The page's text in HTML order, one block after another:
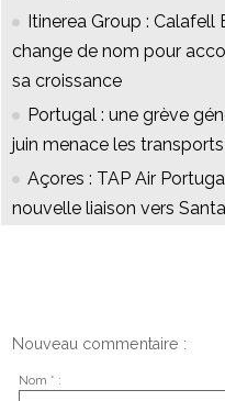
Itinerea Group : Calafell
change de nom pour
sa croissance
Portugal : une grève
juin menace les transports
Açores : TAP Air
nouvelle liaison vers
Nouveau commentaire :
Nom * :